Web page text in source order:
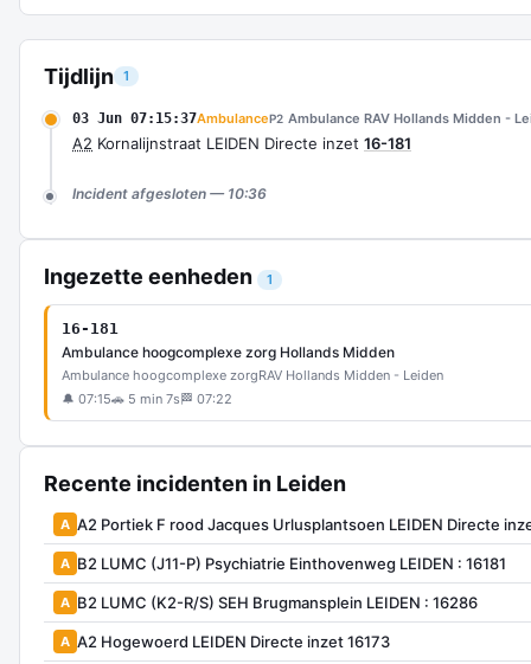
Tijdlijn 1
03 Jun 07:15:37AmbulanceP2 Ambulance RAV Hollands Midden -
A2 Kornalijnstraat LEIDEN Directe inzet 16-181
Incident afgesloten — 10:36
Ingezette eenheden 1
16-181
Ambulance hoogcomplexe zorg Hollands Midden
Ambulance hoogcomplexe zorgRAV Hollands Midden - Leiden
🔔 07:15🚗 5 min 7s 🏁 07:22
Recente incidenten in Leiden
A A2 Portiek F rood Jacques Urlusplantsoen LEIDEN Directe
A B2 LUMC (J11-P) Psychiatrie Einthovenweg LEIDEN : 16181
A B2 LUMC (K2-R/S) SEH Brugmansplein LEIDEN : 16286
A A2 Hogewoerd LEIDEN Directe inzet 16173